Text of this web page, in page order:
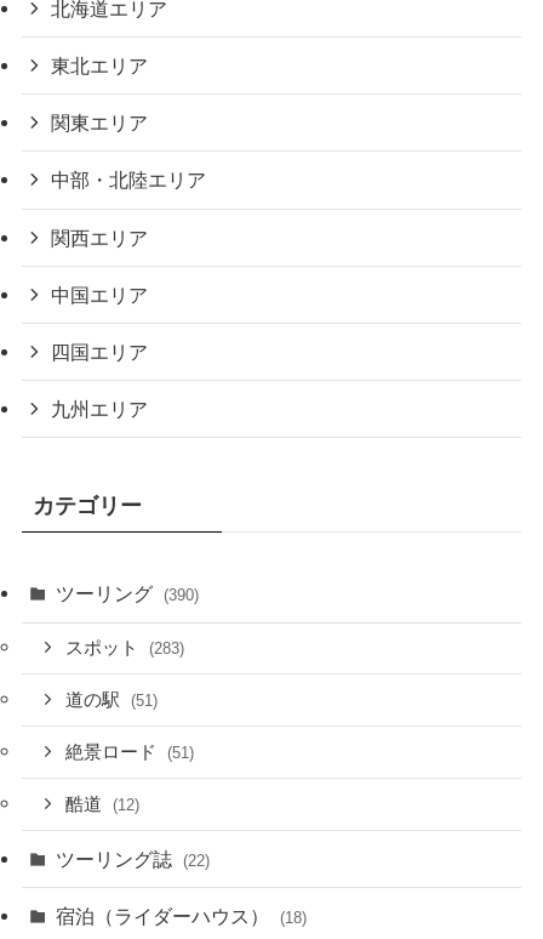
北海道エリア
東北エリア
関東エリア
中部・北陸エリア
関西エリア
中国エリア
四国エリア
九州エリア
カテゴリー
ツーリング (390)
スポット (283)
道の駅 (51)
絶景ロード (51)
酷道 (12)
ツーリング誌 (22)
宿泊（ライダーハウス） (18)